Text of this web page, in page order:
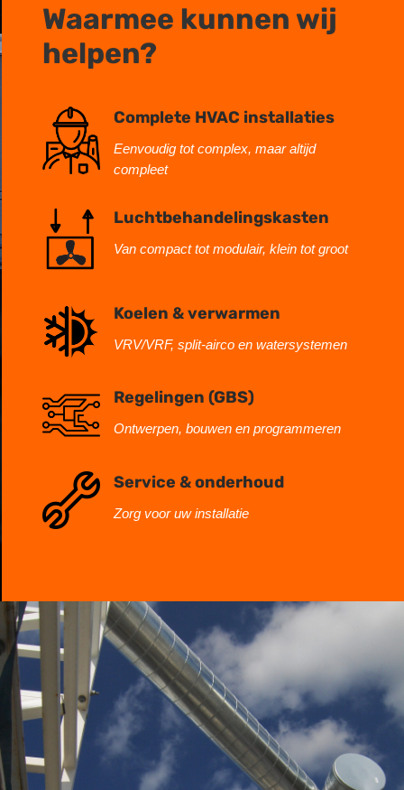
Waarmee kunnen wij
helpen?
Complete HVAC installaties
Eenvoudig tot complex, maar altijd
compleet
Luchtbehandelingskasten
Van compact tot modulair, klein tot groot
Koelen & verwarmen
VRV/VRF, split-airco en watersystemen
Regelingen (GBS)
Ontwerpen, bouwen en programmeren
Service & onderhoud
Zorg voor uw installatie